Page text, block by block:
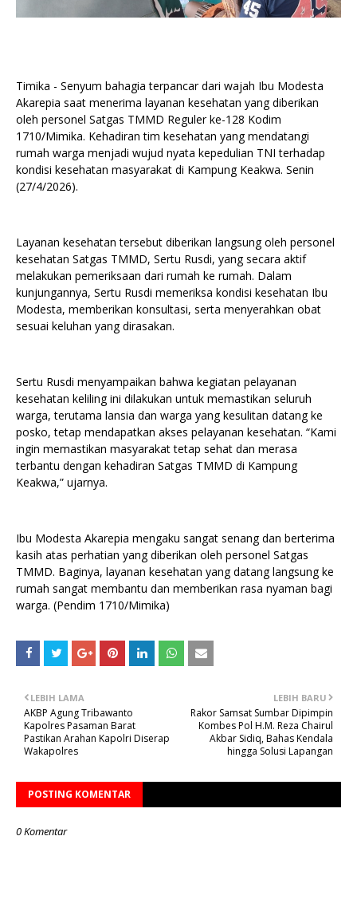
Timika - Senyum bahagia terpancar dari wajah Ibu Modesta
Akarepia saat menerima layanan kesehatan yang diberikan
oleh personel Satgas TMMD Reguler ke-128 Kodim
1710/Mimika. Kehadiran tim kesehatan yang mendatangi
rumah warga menjadi wujud nyata kepedulian TNI terhadap
kondisi kesehatan masyarakat di Kampung Keakwa. Senin
(27/4/2026).
Layanan kesehatan tersebut diberikan langsung oleh personel
kesehatan Satgas TMMD, Sertu Rusdi, yang secara aktif
melakukan pemeriksaan dari rumah ke rumah. Dalam
kunjungannya, Sertu Rusdi memeriksa kondisi kesehatan Ibu
Modesta, memberikan konsultasi, serta menyerahkan obat
sesuai keluhan yang dirasakan.
Sertu Rusdi menyampaikan bahwa kegiatan pelayanan
kesehatan keliling ini dilakukan untuk memastikan seluruh
warga, terutama lansia dan warga yang kesulitan datang ke
posko, tetap mendapatkan akses pelayanan kesehatan. “Kami
ingin memastikan masyarakat tetap sehat dan merasa
terbantu dengan kehadiran Satgas TMMD di Kampung
Keakwa,” ujarnya.
Ibu Modesta Akarepia mengaku sangat senang dan berterima
kasih atas perhatian yang diberikan oleh personel Satgas
TMMD. Baginya, layanan kesehatan yang datang langsung ke
rumah sangat membantu dan memberikan rasa nyaman bagi
warga. (Pendim 1710/Mimika)
LEBIH BARU
Rakor Samsat Sumbar Dipimpin
Kombes Pol H.M. Reza Chairul
Akbar Sidiq, Bahas Kendala
hingga Solusi Lapangan
LEBIH LAMA
AKBP Agung Tribawanto
Kapolres Pasaman Barat
Pastikan Arahan Kapolri Diserap
Wakapolres
POSTING KOMENTAR
0 Komentar